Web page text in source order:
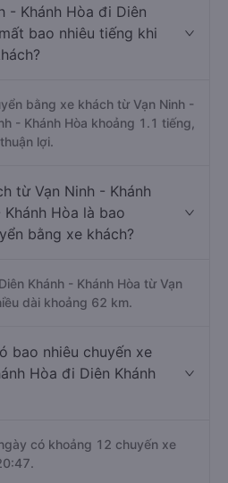
- Khánh Hòa đi Diên
bao nhiêu tiếng khi
bằng xe khách từ Vạn Ninh -
- Khánh Hòa khoảng 1.1 tiếng,
lợi.
từ Vạn Ninh - Khánh
Hòa là bao
bằng xe khách?
Khánh - Khánh Hòa từ Vạn
dài khoảng 62 km.
bao nhiêu chuyến xe
Hòa đi Diên Khánh
có khoảng 12 chuyến xe